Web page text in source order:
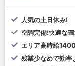
人気の土日休み!
空調完備!快適な
エリア高時給
残業少なめで効率